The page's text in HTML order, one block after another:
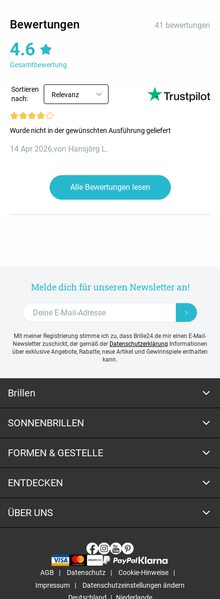
Bewertungen 41 bewertungen
4.6
Gesamtbewertung
Sortieren
nach:
Relevanz
Wurde nicht in der gewünschten Ausführung geliefert
14 Apr 2026,von Hansjörg L.
Alle Bewertungen lesen
Melde dich für unseren Newsletter an!
Mit meiner Registrierung stimme ich zu, dass Brille24.de mir einen E-Mail-
Newsletter zuschickt, der gemäß der Datenschutzerklärung Informationen
über exklusive Angebote, Rabatte, neue Artikel und Gewinnspiele enthalten
kann.
Brillen
SONNENBRILLEN
FORMEN & GESTELLE
ENTDECKEN
ÜBER UNS
AGB Datenschutz
Cookie-Hinweise
Impressum
Datenschutzeinstellungen ändern